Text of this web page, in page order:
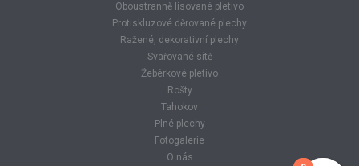
Oboustranně lisované pletivo
Protiskluzové děrované plechy
Ražené, dekorativní plechy
Svařované sítě
Žebérkové pletivo
Rošty
Tahokov
Plné plechy
Fotogalerie
O nás